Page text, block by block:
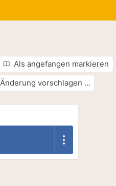
Als angefangen markieren
Änderung vorschlagen …